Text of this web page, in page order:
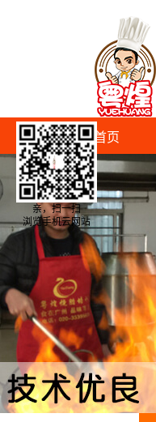
首页
亲，扫一扫
浏览手机云网站